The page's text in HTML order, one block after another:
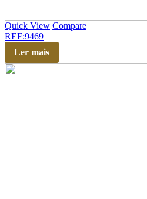
Quick View Compare
REF:9469
Ler mais